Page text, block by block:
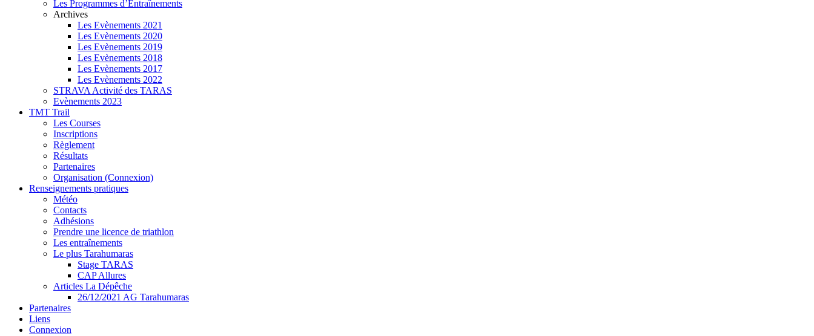
Les Programmes d’Entraînements
Archives
Les Evènements 2021
Les Evènements 2020
Les Evènements 2019
Les Evènements 2018
Les Evènements 2017
Les Evènements 2022
STRAVA Activité des TARAS
Evènements 2023
TMT Trail
Les Courses
Inscriptions
Règlement
Résultats
Partenaires
Organisation (Connexion)
Renseignements pratiques
Météo
Contacts
Adhésions
Prendre une licence de triathlon
Les entraînements
Le plus Tarahumaras
Stage TARAS
CAP Allures
Articles La Dépêche
26/12/2021 AG Tarahumaras
Partenaires
Liens
Connexion